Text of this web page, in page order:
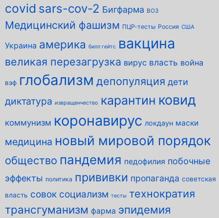
covid sars-cov-2 Бигфарма ВОЗ
Медицинский фашизм ПЦР-тесты Россия США
Украина америка билл гейтс вакцина
великая перезагрузка вирус власть война
вэф глобализм депопуляция дети
диктатура извращенчество карантин ковид
коммунизм коронавирус локдаун маски
медицина новый мировой порядок
общество пандемия педофилия побочные
эффекты политика прививки пропаганда советская
власть совок социализм тесты технократия
трансгуманизм фарма эпидемия